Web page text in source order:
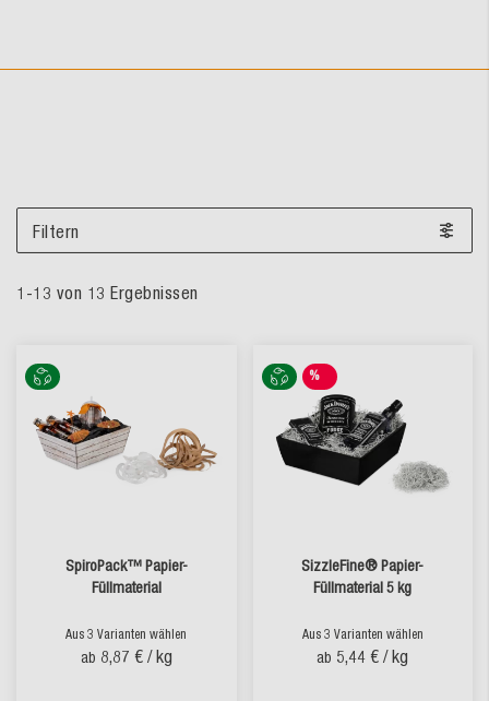
1 -13 von 13 Ergebnissen
SpiroPack™ Papier-
Füllmaterial
Aus 3 Varianten wählen
ab 8,87 € / kg
%
SALE
SizzleFine® Papier-
Füllmaterial 5 kg
Aus 3 Varianten wählen
ab 5,44 € / kg
Filtern